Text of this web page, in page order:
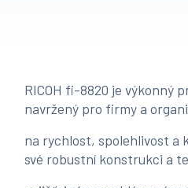
RICOH fi-8820 je výkonný
navržený pro firmy a
na rychlost, spolehlivost a
své robustní konstrukci a